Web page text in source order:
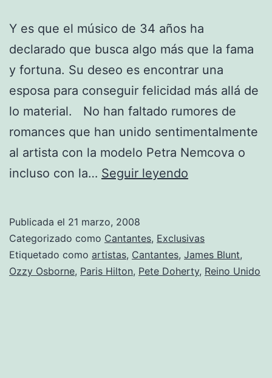
Y es que el músico de 34 años ha
declarado que busca algo más que la fama
y fortuna. Su deseo es encontrar una
esposa para conseguir felicidad más allá de
lo material. No han faltado rumores de
romances que han unido sentimentalmente
al artista con la modelo Petra Nemcova o
incluso con la… Seguir leyendo
Blunt
Publicada el 21 marzo, 2008
Categorizado como Cantantes, Exclusivas
Etiquetado como artistas, Cantantes, James Blunt,
Ozzy Osborne, Paris Hilton, Pete Doherty, Reino Unido